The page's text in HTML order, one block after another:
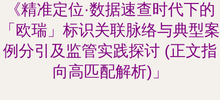
《精准定位·数据速查时代下的
「欧瑞」标识关联脉络与典型案
例分引及监管实践探讨 (正文指
向高匹配解析)」